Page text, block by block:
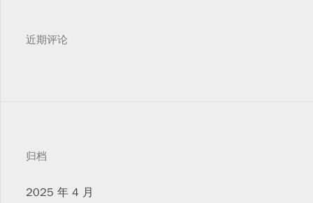
近期评论
归档
2025 年 4 月